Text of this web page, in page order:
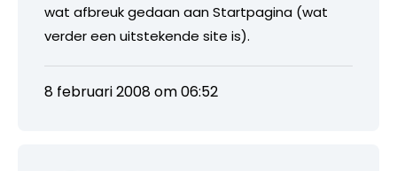
wat afbreuk gedaan aan Startpagina (wat
verder een uitstekende site is).
8 februari 2008 om 06:52